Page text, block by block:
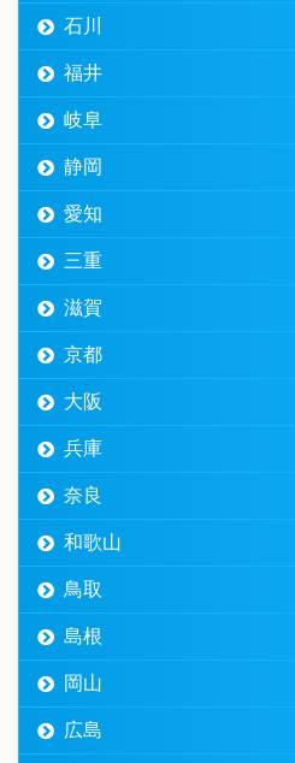
石川
福井
岐阜
静岡
愛知
三重
滋賀
京都
大阪
兵庫
奈良
和歌山
鳥取
島根
岡山
広島